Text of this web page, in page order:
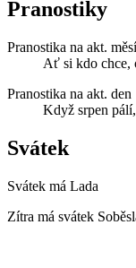
Pranostiky
Pranostika na akt.
Ať si kdo chce,
Pranostika na akt. den
Když srpen
Svátek
Svátek má Lada
Zítra má svátek